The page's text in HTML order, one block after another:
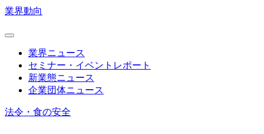
業界動向
業界ニュース
セミナー・イベントレポート
新業態ニュース
企業団体ニュース
法令・食の安全